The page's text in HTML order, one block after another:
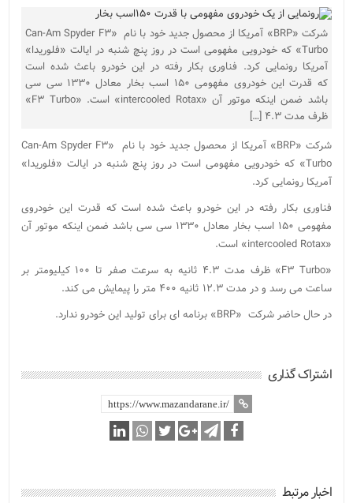
شرکت «BRP» آمریکا از محصول جدید خود با نام «Can-Am Spyder F۳
Turbo» که خودرویی مفهومی است در روز پنچ شنبه در ایالت «فلوریدا»
آمریکا رونمایی کرد. فناوری بکار رفته در این خودرو باعث شده است
که قدرت این خودروی مفهومی ۱۵۰ اسب بخار معادل ۱۳۳۰ سی سی
باشد ضمن اینکه موتور آن «intercooled Rotax» است. «F۳ Turbo»
ظرف مدت ۴.۳ […]
شرکت «BRP» آمریکا از محصول جدید خود با نام «Can-Am Spyder F۳
Turbo» که خودرویی مفهومی است در روز پنچ شنبه در ایالت «فلوریدا»
آمریکا رونمایی کرد.
فناوری بکار رفته در این خودرو باعث شده است که قدرت این خودروی
مفهومی ۱۵۰ اسب بخار معادل ۱۳۳۰ سی سی باشد ضمن اینکه موتور آن
«intercooled Rotax» است.
«F۳ Turbo» ظرف مدت ۴.۳ ثانیه به سرعت صفر تا ۱۰۰ کیلیومتر بر
ساعت می رسد و در مدت ۱۲.۳ ثانیه ۴۰۰ متر را پیمایش می کند.
در حال حاضر شرکت «BRP» برنامه ای برای تولید این خودرو ندارد.
اشتراک گذاری
اخبار مرتبط